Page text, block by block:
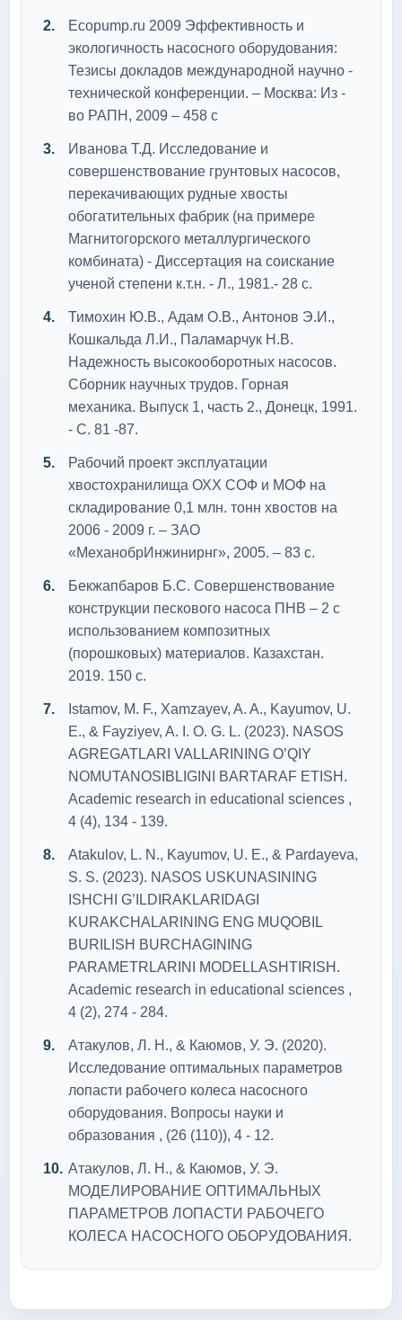
Ecopump.ru 2009 Эффективность и
экологичность насосного оборудования:
Тезисы докладов международной научно -
технической конференции. – Москва: Из -
во РАПН, 2009 – 458 с
Иванова Т.Д. Исследование и
совершенствование грунтовых насосов,
перекачивающих рудные хвосты
обогатительных фабрик (на примере
Магнитогорского металлургического
комбината) - Диссертaция на соискание
ученой степени к.т.н. - Л., 1981.- 28 с.
Тимохин Ю.В., Адам О.В., Антонов Э.И.,
Кошкальда Л.И., Паламарчук Н.В.
Надежность высокооборотных насосов.
Сборник научных трудов. Горная
механика. Выпуск 1, часть 2., Донецк, 1991.
- С. 81 -87.
Рабочий проект эксплуатации
хвостохранилища ОХХ СОФ и МОФ на
складирование 0,1 млн. тонн хвостов на
2006 - 2009 г. – ЗАО
«МеханобрИнжинирнг», 2005. – 83 с.
Бекжапбаров Б.С. Совершенствование
конструкции пескового насоса ПНВ – 2 с
использованием композитных
(порошковых) материалов. Казахстан.
2019. 150 с.
Istamov, M. F., Xamzayev, A. A., Kayumov, U.
E., & Fayziyev, A. I. O. G. L. (2023). NASOS
AGREGATLARI VALLARINING O’QIY
NOMUTANOSIBLIGINI BARTARAF ETISH.
Academic research in educational sciences ,
4 (4), 134 - 139.
Atakulov, L. N., Kayumov, U. E., & Pardayeva,
S. S. (2023). NASOS USKUNASINING
ISHCHI G’ILDIRAKLARIDAGI
KURAKCHALARINING ENG MUQOBIL
BURILISH BURCHAGINING
PARAMETRLARINI MODELLASHTIRISH.
Academic research in educational sciences ,
4 (2), 274 - 284.
Атакулов, Л. Н., & Каюмов, У. Э. (2020).
Исследование оптимальных параметров
лопасти рабочего колеса насосного
оборудования. Вопросы науки и
образования , (26 (110)), 4 - 12.
Атакулов, Л. Н., & Каюмов, У. Э.
МОДЕЛИРОВАНИЕ ОПТИМАЛЬНЫХ
ПАРАМЕТРОВ ЛОПАСТИ РАБОЧЕГО
КОЛЕСА НАСОСНОГО ОБОРУДОВАНИЯ.